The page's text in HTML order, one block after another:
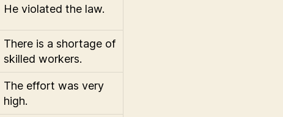
He violated the law.
There is a shortage of
skilled workers.
The effort was very
high.